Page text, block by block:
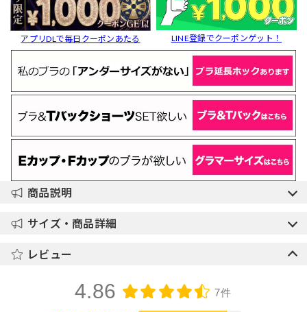
アプリDLで毎日クーポンあたる LINE登録でクーポンゲット！
商品説明
サイズ・商品詳細
レビュー
4.86 7件